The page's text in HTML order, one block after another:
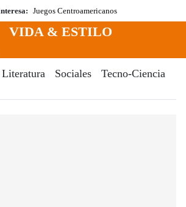
Juegos Centroamericanos
VIDA & ESTILO
Sociales Tecno-Ciencia